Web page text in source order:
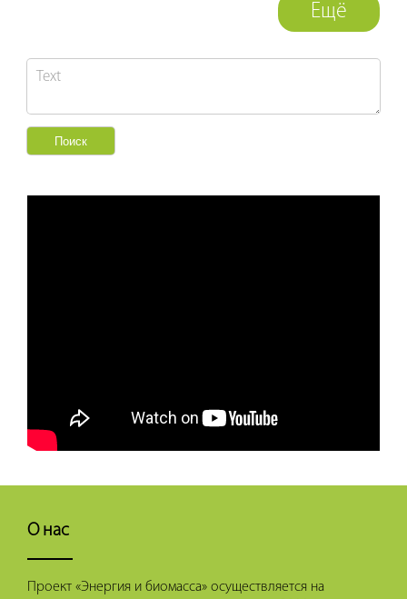
Ещё
О нас
Проект «Энергия и биомасса» осуществляется на